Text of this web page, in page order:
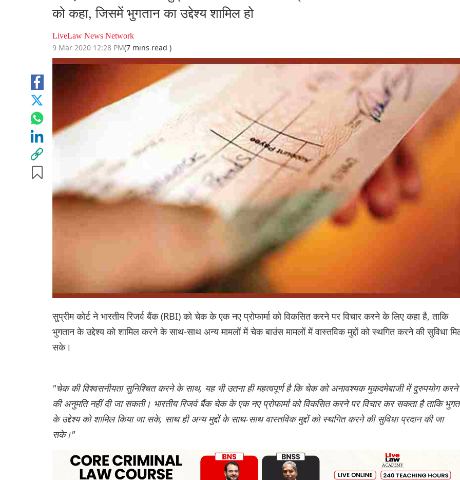
को कहा, जिसमें भुगतान का उद्देश्य शामिल हो
LiveLaw News Network
9 Mar 2020 12:28 PM(7 mins read )
सुप्रीम कोर्ट ने भारतीय रिजर्व बैंक (RBI) को चेक के एक नए प्रोफार्मा को विकसित करने पर विचार करने के लिए कहा है, ताकि
भुगतान के उद्देश्य को शामिल करने के साथ-साथ अन्य मामलों में चेक बाउंस मामलों में वास्तविक मुद्दों को स्थगित करने की सुविधा
सके।
"चेक की विश्वसनीयता सुनिश्चित करने के साथ, यह भी उतना ही महत्वपूर्ण है कि चेक को अनावश्यक मुकदमेबाजी में दुरुपयोग करने
की अनुमति नहीं दी जा सकती। भारतीय रिजर्व बैंक चेक के एक नए प्रोफार्मा को विकसित करने पर विचार कर सकता है ताकि
के उद्देश्य को शामिल किया जा सके, साथ ही अन्य मुद्दों के साथ-साथ वास्तविक मुद्दों को स्थगित करने की सुविधा प्रदान की जा
सके।"